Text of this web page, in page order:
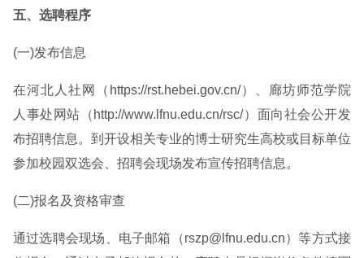
五、选聘程序
(一)发布信息
在河北人社网（https://rst.hebei.gov.cn/）、廊坊师范学院
人事处网站（http://www.lfnu.edu.cn/rsc/）面向社会公开发
布招聘信息。到开设相关专业的博士研究生高校或目标单位
参加校园双选会、招聘会现场发布宣传招聘信息。
(二)报名及资格审查
通过选聘会现场、电子邮箱（rszp@lfnu.edu.cn）等方式接